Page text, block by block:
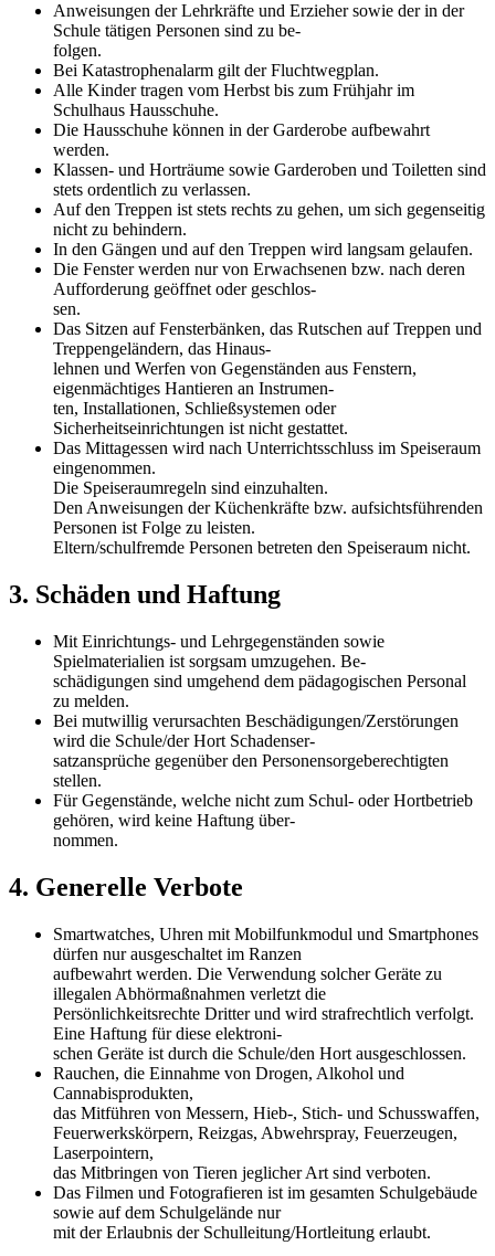
Anweisungen der Lehrkräfte und Erzieher sowie der in der
Schule tätigen Personen sind zu be-
folgen.
Bei Katastrophenalarm gilt der Fluchtwegplan.
Alle Kinder tragen vom Herbst bis zum Frühjahr im
Schulhaus Hausschuhe.
Die Hausschuhe können in der Garderobe aufbewahrt
werden.
Klassen- und Horträume sowie Garderoben und Toiletten sind
stets ordentlich zu verlassen.
Auf den Treppen ist stets rechts zu gehen, um sich gegenseitig
nicht zu behindern.
In den Gängen und auf den Treppen wird langsam gelaufen.
Die Fenster werden nur von Erwachsenen bzw. nach deren
Aufforderung geöffnet oder geschlos-
sen.
Das Sitzen auf Fensterbänken, das Rutschen auf Treppen und
Treppengeländern, das Hinaus-
lehnen und Werfen von Gegenständen aus Fenstern,
eigenmächtiges Hantieren an Instrumen-
ten, Installationen, Schließsystemen oder
Sicherheitseinrichtungen ist nicht gestattet.
Das Mittagessen wird nach Unterrichtsschluss im Speiseraum
eingenommen.
Die Speiseraumregeln sind einzuhalten.
Den Anweisungen der Küchenkräfte bzw. aufsichtsführenden
Personen ist Folge zu leisten.
Eltern/schulfremde Personen betreten den Speiseraum nicht.
3. Schäden und Haftung
Mit Einrichtungs- und Lehrgegenständen sowie
Spielmaterialien ist sorgsam umzugehen. Be-
schädigungen sind umgehend dem pädagogischen Personal
zu melden.
Bei mutwillig verursachten Beschädigungen/Zerstörungen
wird die Schule/der Hort Schadenser-
satzansprüche gegenüber den Personensorgeberechtigten
stellen.
Für Gegenstände, welche nicht zum Schul- oder Hortbetrieb
gehören, wird keine Haftung über-
nommen.
4. Generelle Verbote
Smartwatches, Uhren mit Mobilfunkmodul und Smartphones
dürfen nur ausgeschaltet im Ranzen
aufbewahrt werden. Die Verwendung solcher Geräte zu
illegalen Abhörmaßnahmen verletzt die
Persönlichkeitsrechte Dritter und wird strafrechtlich verfolgt.
Eine Haftung für diese elektroni-
schen Geräte ist durch die Schule/den Hort ausgeschlossen.
Rauchen, die Einnahme von Drogen, Alkohol und
Cannabisprodukten,
das Mitführen von Messern, Hieb-, Stich- und Schusswaffen,
Feuerwerkskörpern, Reizgas, Abwehrspray, Feuerzeugen,
Laserpointern,
das Mitbringen von Tieren jeglicher Art sind verboten.
Das Filmen und Fotografieren ist im gesamten Schulgebäude
sowie auf dem Schulgelände nur
mit der Erlaubnis der Schulleitung/Hortleitung erlaubt.